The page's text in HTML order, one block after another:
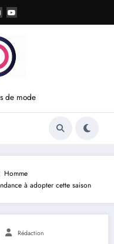
de mode
Homme
à adopter cette saison
Rédaction